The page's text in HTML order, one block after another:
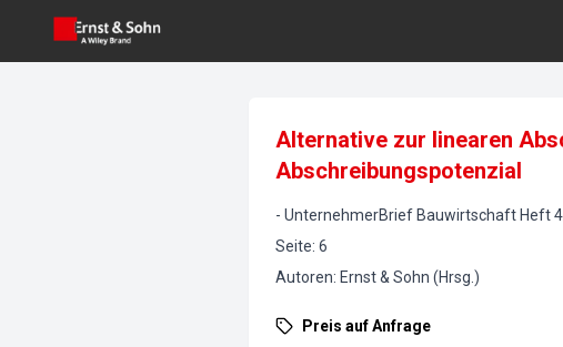
Alternative zur linearen
Abschreibungspotenzial
- UnternehmerBrief Bauwirtschaft Heft4
Seite: 6
Autoren: Ernst & Sohn (Hrsg.)
Preis auf Anfrage